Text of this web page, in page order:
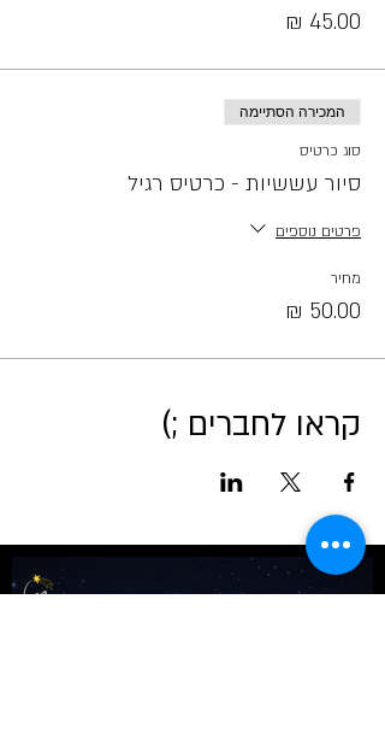
המכירה הסתיימה
סוג כרטיס
סיור עששיות - כרטיס רגיל
פרטים נוספים
מחיר
קראו לחברים ;)